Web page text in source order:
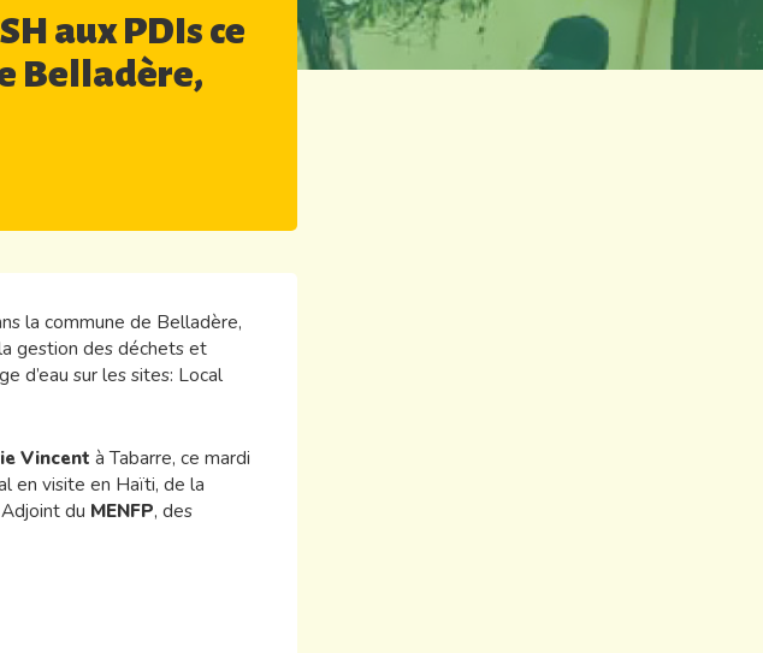
aux PDIs ce
Belladère,
la commune de Belladère,
gestion des déchets et
d’eau sur les sites: Local
Vincent à Tabarre, ce mardi
en visite en Haïti, de la
du MENFP, des